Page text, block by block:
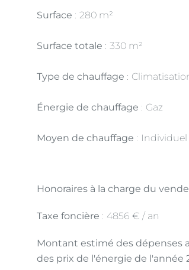
Surface 280 m²
Surface totale 330 m²
Type de chauffage
Énergie de chauffage Gaz
Moyen de chauffage Individuel
Honoraires à la charge du
Taxe foncière 4856 € / an
Montant estimé des dépenses
des prix de l'énergie de l'année